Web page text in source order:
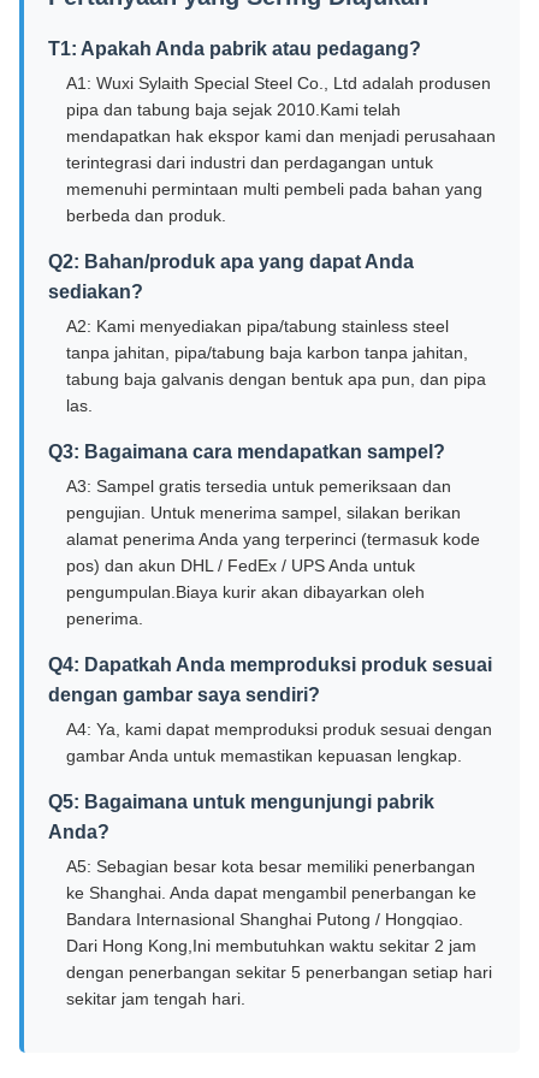
T1: Apakah Anda pabrik atau pedagang?
A1: Wuxi Sylaith Special Steel Co., Ltd adalah produsen
pipa dan tabung baja sejak 2010.Kami telah
mendapatkan hak ekspor kami dan menjadi perusahaan
terintegrasi dari industri dan perdagangan untuk
memenuhi permintaan multi pembeli pada bahan yang
berbeda dan produk.
Q2: Bahan/produk apa yang dapat Anda
sediakan?
A2: Kami menyediakan pipa/tabung stainless steel
tanpa jahitan, pipa/tabung baja karbon tanpa jahitan,
tabung baja galvanis dengan bentuk apa pun, dan pipa
las.
Q3: Bagaimana cara mendapatkan sampel?
A3: Sampel gratis tersedia untuk pemeriksaan dan
pengujian. Untuk menerima sampel, silakan berikan
alamat penerima Anda yang terperinci (termasuk kode
pos) dan akun DHL / FedEx / UPS Anda untuk
pengumpulan.Biaya kurir akan dibayarkan oleh
penerima.
Q4: Dapatkah Anda memproduksi produk sesuai
dengan gambar saya sendiri?
A4: Ya, kami dapat memproduksi produk sesuai dengan
gambar Anda untuk memastikan kepuasan lengkap.
Q5: Bagaimana untuk mengunjungi pabrik
Anda?
A5: Sebagian besar kota besar memiliki penerbangan
ke Shanghai. Anda dapat mengambil penerbangan ke
Bandara Internasional Shanghai Putong / Hongqiao.
Dari Hong Kong,Ini membutuhkan waktu sekitar 2 jam
dengan penerbangan sekitar 5 penerbangan setiap hari
sekitar jam tengah hari.